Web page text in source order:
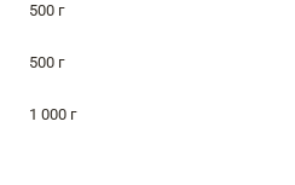
500 г
500 г
1 000 г